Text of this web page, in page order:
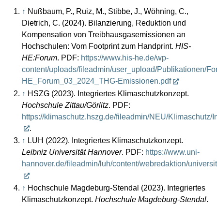
↑ Nußbaum, P., Ruiz, M., Stibbe, J., Wöhning, C.,
Dietrich, C. (2024). Bilanzierung, Reduktion und
Kompensation von Treibhausgasemissionen an
Hochschulen: Vom Footprint zum Handprint. HIS-
HE:Forum. PDF: https://www.his-he.de/wp-
content/uploads/fileadmin/user_upload/Publikationen/
HE_Forum_03_2024_THG-Emissionen.pdf
↑ HSZG (2023). Integriertes Klimaschutzkonzept.
Hochschule Zittau/Görlitz. PDF:
https://klimaschutz.hszg.de/fileadmin/NEU/
.
↑ LUH (2022). Integriertes Klimaschutzkonzept.
Leibniz Universität Hannover. PDF: https://www.uni-
hannover.de/fileadmin/luh/content/webredaktion/
↑ Hochschule Magdeburg-Stendal (2023). Integriertes
Klimaschutzkonzept. Hochschule Magdeburg-Stendal.